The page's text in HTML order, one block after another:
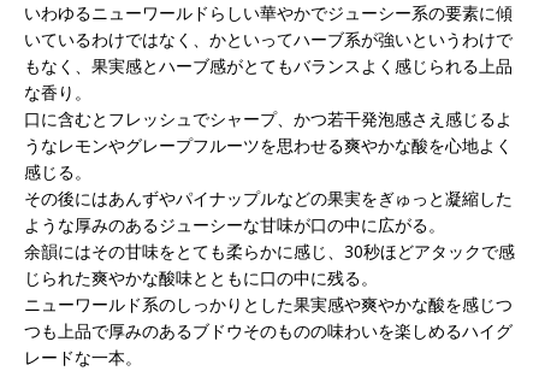
いわゆるニューワールドらしい華やかでジューシー系の要素に傾
いているわけではなく、かといってハーブ系が強いというわけで
もなく、果実感とハーブ感がとてもバランスよく感じられる上品
な香り。
口に含むとフレッシュでシャープ、かつ若干発泡感さえ感じるよ
うなレモンやグレープフルーツを思わせる爽やかな酸を心地よく
感じる。
その後にはあんずやパイナップルなどの果実をぎゅっと凝縮した
ような厚みのあるジューシーな甘味が口の中に広がる。
余韻にはその甘味をとても柔らかに感じ、30秒ほどアタックで感
じられた爽やかな酸味とともに口の中に残る。
ニューワールド系のしっかりとした果実感や爽やかな酸を感じつ
つも上品で厚みのあるブドウそのものの味わいを楽しめるハイグ
レードな一本。